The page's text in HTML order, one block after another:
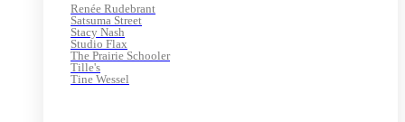
Renée Rudebrant
Satsuma Street
Stacy Nash
Studio Flax
The Prairie Schooler
Tille's
Tine Wessel